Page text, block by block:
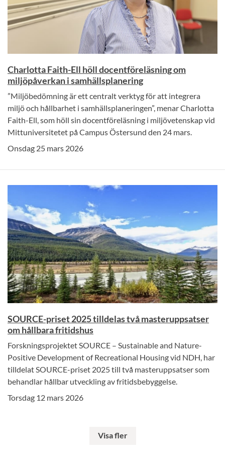
Charlotta Faith-Ell höll docentföreläsning om
miljöpåverkan i samhällsplanering
”Miljöbedömning är ett centralt verktyg för att integrera
miljö och hållbarhet i samhällsplaneringen”, menar Charlotta
Faith-Ell, som höll sin docentföreläsning i miljövetenskap vid
Mittuniversitetet på Campus Östersund den 24 mars.
Onsdag 25 mars 2026
SOURCE-priset 2025 tilldelas två masteruppsatser
om hållbara fritidshus
Forskningsprojektet SOURCE – Sustainable and Nature-
Positive Development of Recreational Housing vid NDH, har
tilldelat SOURCE-priset 2025 till två masteruppsatser som
behandlar hållbar utveckling av fritidsbebyggelse.
Torsdag 12 mars 2026
Visa fler